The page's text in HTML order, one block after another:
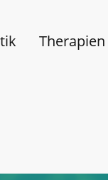
Therapien